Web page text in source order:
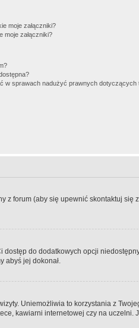
moje załączniki?
moje załączniki?
w sprawach nadużyć prawnych dotyczących
z forum (aby się upewnić skontaktuj się
do dodatkowych opcji
abyś jej dokonał.
Uniemożliwia to korzystania z
kawiarni internetowej czy na